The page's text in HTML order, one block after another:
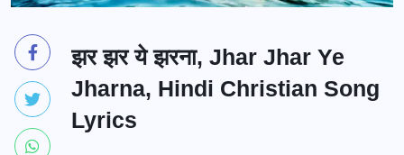
झर झर ये झरना, Jhar Jhar Ye
Jharna, Hindi Christian Song
Lyrics